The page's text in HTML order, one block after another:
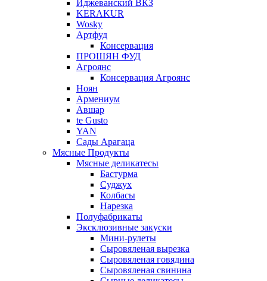
Иджеванский ВКЗ
KERAKUR
Wosky
Артфуд
Консервация
ПРОШЯН ФУД
Агроянс
Консервация Агроянс
Ноян
Армениум
Авшар
te Gusto
YAN
Сады Арагаца
Мясные Продукты
Мясные деликатесы
Бастурма
Суджух
Колбасы
Нарезка
Полуфабрикаты
Эксклюзивные закуски
Мини-рулеты
Сыровяленая вырезка
Сыровяленая говядина
Сыровяленая свинина